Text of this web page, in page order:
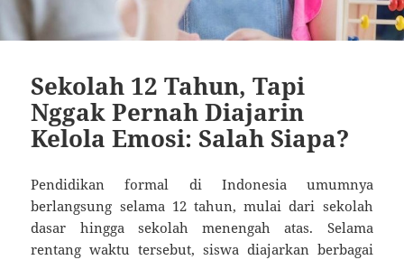
Sekolah 12 Tahun, Tapi
Nggak Pernah Diajarin
Kelola Emosi: Salah Siapa?
Pendidikan formal di Indonesia umumnya
berlangsung selama 12 tahun, mulai dari sekolah
dasar hingga sekolah menengah atas. Selama
rentang waktu tersebut, siswa diajarkan berbagai